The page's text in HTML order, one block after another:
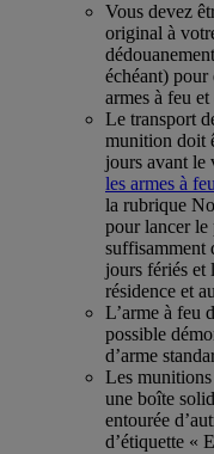
Vous devez
original à
échéant) pour
armes à feu
Le transport
munition doit
jours avant
les armes à feu
la rubrique
pour lancer le
suffisamment
jours fériés et
résidence et
L’arme à feu
possible
d’arme
Les munitions
une boîte
entourée
d’étiquette «